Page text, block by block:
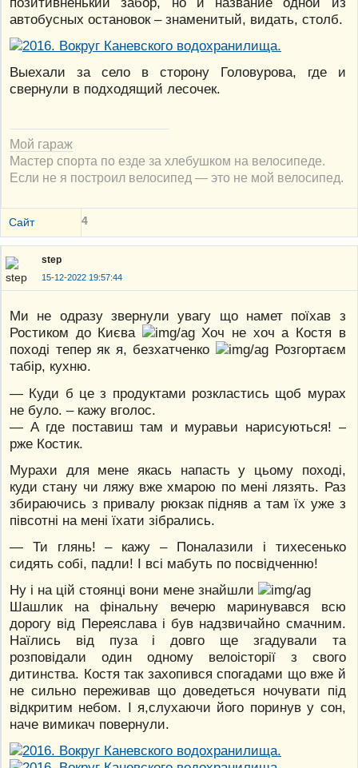
автобусных остановок – знаменитый, видать, столб.
Выехали за село в сторону Головурова, где и
свернули в подходящий лесочек.
Мой гараж
Мастер спорта по езде за хлебушком на велосипеде.
Если не я построил велосипед — это не мой велосипед.
Сайт 4
step
15-12-2022 19:57:44
Ми не одразу звернули увагу що намет поїхав з
Ростиком до Києва
Хоч не хоч а Костя в
поході тепер як я, безхатченко
Розгортаєм
табір, кухню.
— Куди б це з продуктами розкластись щоб мурах
не було. – кажу вголос.
— А где поставиш там и муравьи нарисуються! –
рже Костик.
Мурахи для мене якась напасть у цьому поході,
куди стану чи ляжу вже хмарою по мені лязять. Раз
збираючись з привалу рюкзак підняв а там їх уже з
півсотні на мені їхати зібрались.
— Ти глянь! – кажу – Поналазили і тихесенько
сидять собі, падли! І всі мабуть по посвідченню!
Ну і на цій стоянці вони мене знайшли
Шашлик на фінальну вечерю маринувався всю
дорогу від Переяслава і був надзвичайно смачним.
Наїлись від пуза і довго ще згадували та
розповідали один одному велоісторії з свого
дитинства. Костя так захопився спогадами що вже й
не сильно переживав що доведеться ночувати під
відкритим небом. І я,слухаючи його поринув у сон,
наче вимикач повернули.